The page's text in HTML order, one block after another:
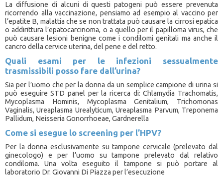
La diffusione di alcuni di questi patogeni può essere prevenuta
ricorrendo alla vaccinazione, pensiamo ad esempio al vaccino per
l’epatite B, malattia che se non trattata può causare la cirrosi epatica
o addirittura l’epatocarcinoma, o a quello per il papilloma virus, che
può causare lesioni benigne come i condilomi genitali ma anche il
cancro della cervice uterina, del pene e del retto.
Quali esami per le infezioni sessualmente
trasmissibili posso fare dall’urina?
Sia per l’uomo che per la donna da un semplice campione di urina si
può eseguire STD panel per la ricerca di: Chlamydia Trachomatis,
Mycoplasma Hominis, Mycoplasma Genitalium, Trichomonas
Vaginalis, Ureaplasma Urealyticum, Ureaplasma Parvum, Treponema
Pallidum, Neisseria Gonorrhoeae, Gardnerella
Come si esegue lo screening per l’HPV?
Per la donna esclusivamente su tampone cervicale (prelevato dal
ginecologo) e per l’uomo su tampone prelevato dal relativo
condiloma. Una volta eseguito il tampone si può portare al
laboratorio Dr. Giovanni Di Piazza per l’esecuzione